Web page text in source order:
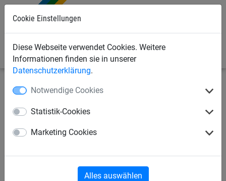
Cookie Einstellungen
Diese Webseite verwendet Cookies. Weitere
Informationen finden sie in unserer
Datenschutzerklärung.
Notwendige Cookies
Statistik-Cookies
Marketing Cookies
Alles auswählen
Industrienetze Abdecknetze und -planen Abdecknetze
Abdecknetz aus PP, ca. 3 mm
stark, Maschenweite 45 mm
(DEKRA)